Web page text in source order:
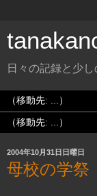
日々の記録と少し
2004年10月31日日曜日
母校の学祭